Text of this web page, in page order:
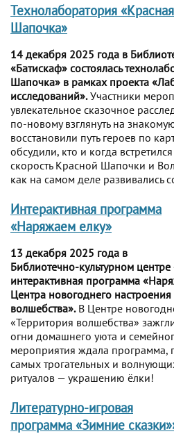
Технолаборатория «Красная
Шапочка»
14 декабря 2025 года в
«Батискаф» состоялась
Шапочка» в рамках проекта
исследований».Участники
увлекательное сказочное
по-новому взглянуть на
восстановили путь героев по
обсудили, кто и когда
скорость Красной Шапочки и
как на самом деле развивались
Интерактивная программа
«Наряжаем елку»
13 декабря 2025 года в
Библиотечно-культурном центре
интерактивная программа
Центра новогоднего
волшебства».В Центре
«Территория волшебства»
огни домашнего уюта и
мероприятия ждала программа,
самых трогательных и
ритуалов — украшению ёлки!
Литературно-игровая
программа «Зимние